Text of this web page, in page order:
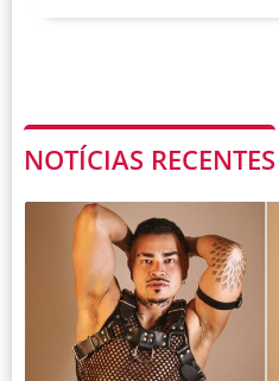
NOTÍCIAS RECENTES